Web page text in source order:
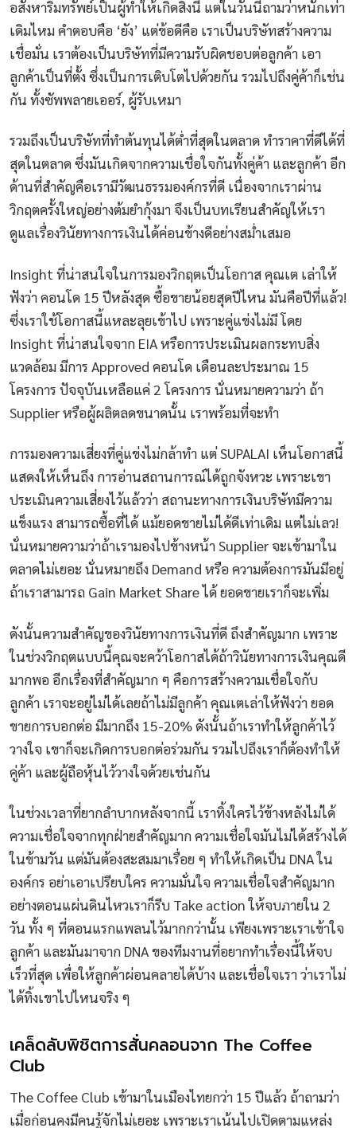
อสังหาริมทรัพย์เป็นผู้ทำให้เกิดสิ่งนี้ แต่ในวันนี้ถามว่าหนักเท่า
เดิมไหม คำตอบคือ ‘ยัง’ แต่ข้อดีคือ เราเป็นบริษัทสร้างความ
เชื่อมั่น เราต้องเป็นบริษัทที่มีความรับผิดชอบต่อลูกค้า เอา
ลูกค้าเป็นที่ตั้ง ซึ่งเป็นการเติบโตไปด้วยกัน รวมไปถึงคู่ค้าก็เช่น
กัน ทั้งซัพพลายเออร์, ผู้รับเหมา
รวมถึงเป็นบริษัทที่ทำต้นทุนได้ต่ำที่สุดในตลาด ทำราคาที่ดีได้ที่
สุดในตลาด ซึ่งมันเกิดจากความเชื่อใจกันทั้งคู่ค้า และลูกค้า อีก
ด้านที่สำคัญคือเรามีวัฒนธรรมองค์กรที่ดี เนื่องจากเราผ่าน
วิกฤตครั้งใหญ่อย่างต้มยำกุ้งมา จึงเป็นบทเรียนสำคัญให้เรา
ดูแลเรื่องวินัยทางการเงินได้ค่อนข้างดีอย่างสม่ำเสมอ
Insight ที่น่าสนใจในการมองวิกฤตเป็นโอกาส คุณเต เล่าให้
ฟังว่า คอนโด 15 ปีหลังสุด ซื้อขายน้อยสุดปีไหน มันคือปีที่แล้ว!
ซึ่งเราใช้โอกาสนี้แหละลุยเข้าไป เพราะคู่แข่งไม่มี โดย
Insight ที่น่าสนใจจาก EIA หรือการประเมินผลกระทบสิ่ง
แวดล้อม มีการ Approved คอนโด เดือนละประมาณ 15
โครงการ ปัจจุบันเหลือแค่ 2 โครงการ นั่นหมายความว่า ถ้า
Supplier หรือผู้ผลิตลดขนาดนั้น เราพร้อมที่จะทำ
การมองความเสี่ยงที่คู่แข่งไม่กล้าทำ แต่ SUPALAI เห็นโอกาสนี้
แสดงให้เห็นถึง การอ่านสถานการณ์ได้ถูกจังหวะ เพราะเขา
ประเมินความเสี่ยงไว้แล้วว่า สถานะทางการเงินบริษัทมีความ
แข็งแรง สามารถซื้อที่ได้ แม้ยอดขายไม่ได้ดีเท่าเดิม แต่ไม่เลว!
นั่นหมายความว่าถ้าเรามองไปข้างหน้า Supplier จะเข้ามาใน
ตลาดไม่เยอะ นั่นหมายถึง Demand หรือ ความต้องการมันมีอยู่
ถ้าเราสามารถ Gain Market Share ได้ ยอดขายเราก็จะเพิ่ม
ดังนั้นความสำคัญของวินัยทางการเงินที่ดี ถึงสำคัญมาก เพราะ
ในช่วงวิกฤตแบบนี้คุณจะคว้าโอกาสได้ถ้าวินัยทางการเงินคุณดี
มากพอ อีกเรื่องที่สำคัญมาก ๆ คือการสร้างความเชื่อใจกับ
ลูกค้า เราจะอยู่ไม่ได้เลยถ้าไม่มีลูกค้า คุณเตเล่าให้ฟังว่า ยอด
ขายการบอกต่อ มีมากถึง 15-20% ดังนั้นถ้าเราทำให้ลูกค้าไว้
วางใจ เขาก็จะเกิดการบอกต่อร่วมกัน รวมไปถึงเราก็ต้องทำให้
คู่ค้า และผู้ถือหุ้นไว้วางใจด้วยเช่นกัน
ในช่วงเวลาที่ยากลำบากหลังจากนี้ เราทิ้งใครไว้ข้างหลังไม่ได้
ความเชื่อใจจากทุกฝ่ายสำคัญมาก ความเชื่อใจมันไม่ได้สร้างได้
ในข้ามวัน แต่มันต้องสะสมมาเรื่อย ๆ ทำให้เกิดเป็น DNA ใน
องค์กร อย่าเอาเปรียบใคร ความมั่นใจ ความเชื่อใจสำคัญมาก
อย่างตอนแผ่นดินไหวเราก็รีบ Take action ให้จบภายใน 2
วัน ทั้ง ๆ ที่ตอนแรกแพลนไว้มากกว่านั้น เพียงเพราะเราเข้าใจ
ลูกค้า และมันมาจาก DNA ของทีมงานที่อยากทำเรื่องนี้ให้จบ
เร็วที่สุด เพื่อให้ลูกค้าผ่อนคลายได้บ้าง และเชื่อใจเรา ว่าเราไม่
ได้ทิ้งเขาไปไหนจริง ๆ
เคล็ดลับพิชิตการสั่นคลอนจาก The Coffee
Club
The Coffee Club เข้ามาในเมืองไทยกว่า 15 ปีแล้ว ถ้าถามว่า
เมื่อก่อนคงมีคนรู้จักไม่เยอะ เพราะเราเน้นไปเปิดตามแหล่ง